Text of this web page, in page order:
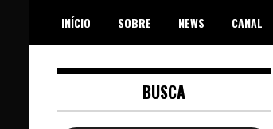
content
INÍCIO SOBRE NEWS CANAL
BUSCA